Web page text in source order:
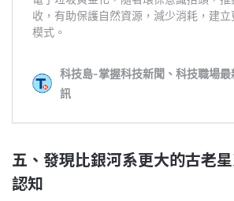
五、發現比銀河系更大的古老
認知